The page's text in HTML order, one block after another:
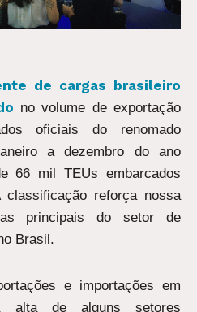
de cargas brasileiro
no volume de exportação
oficiais do renomado
a dezembro do ano
66 mil TEUs embarcados
classificação reforça nossa
principais do setor de
Brasil.
e importações em
alta de alguns setores